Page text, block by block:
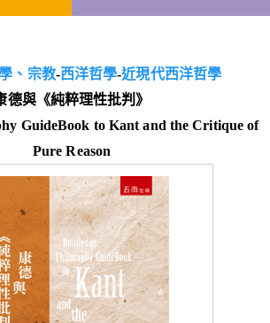
、宗教-西洋哲學-近現代西洋哲學
德與《純粹理性批判》
GuideBook to Kant and the Critique of
Pure Reason